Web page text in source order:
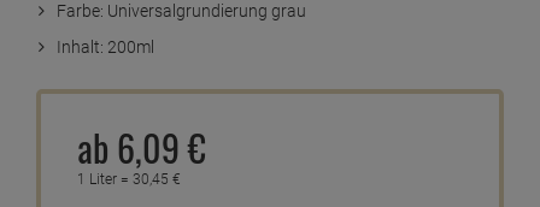
Farbe: Universalgrundierung grau
Inhalt: 200ml
ab 6,09€
1 Liter = 30,45 €